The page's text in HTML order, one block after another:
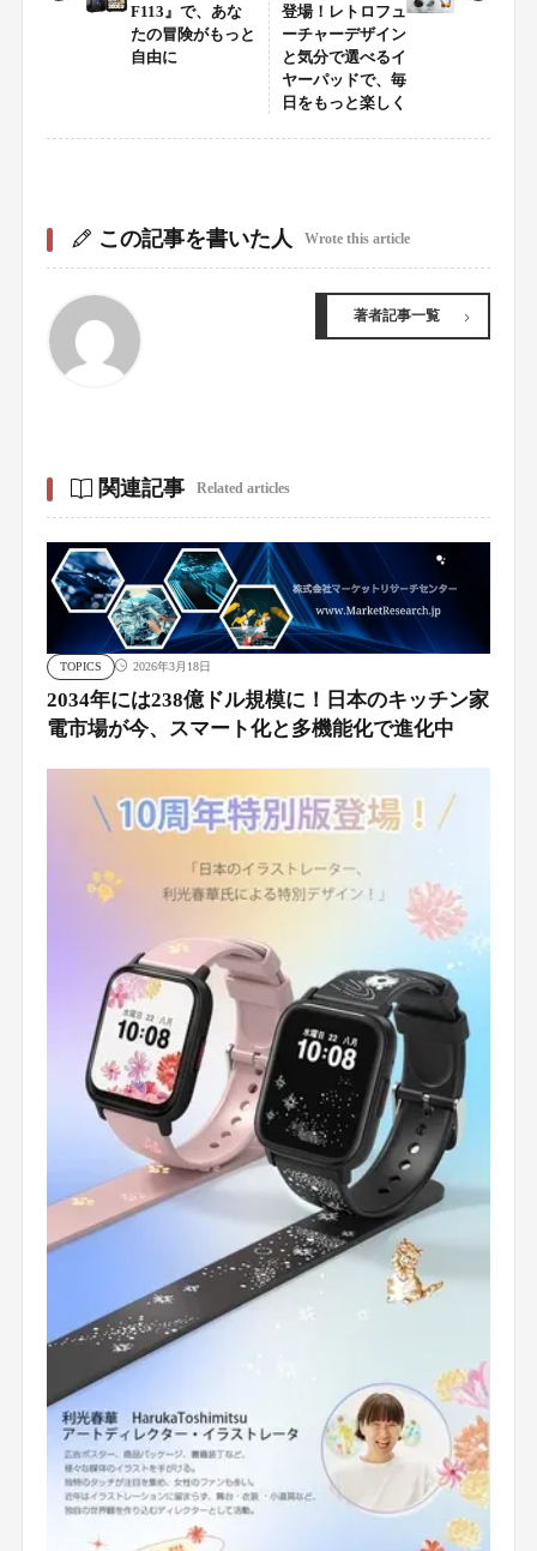
F113』で、あな
たの冒険がもっと
自由に
登場！レトロフュ
ーチャーデザイン
と気分で選べるイ
ヤーパッドで、毎
日をもっと楽しく
この記事を書いた人 Wrote this article
著者記事一覧
関連記事 Related articles
TOPICS 2026年3月18日
2034年には238億ドル規模に！日本のキッチン家
電市場が今、スマート化と多機能化で進化中